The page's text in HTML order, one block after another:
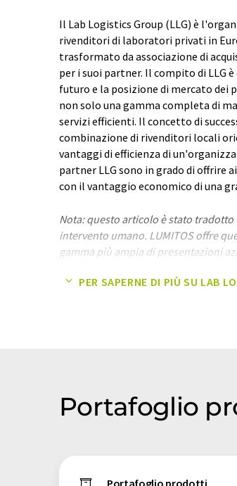
Il Lab Logistics Group (LLG) è
rivenditori di laboratori privati in
trasformato da associazione di
per i suoi partner. Il compito di LLG
futuro e la posizione di mercato
non solo una gamma completa di
servizi efficienti. Il concetto di
combinazione di rivenditori locali
vantaggi di efficienza di
partner LLG sono in grado di offrire
con il vantaggio economico di una
Nota: questo articolo è stato
intervento umano. LUMITOS offre
gamma più ampia di presentazioni
grammatica. L'articolo originale in
PER SAPERNE DI PIÙ SU LAB
Portafoglio